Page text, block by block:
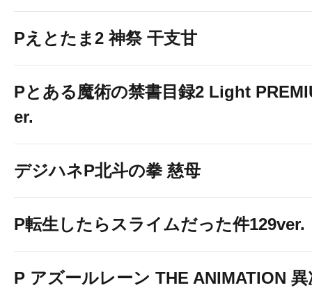
Pえとたま2 神祭 干支甘
Pとある魔術の禁書目録2 Light
er.
デジハネP北斗の拳 慈母
P転生したらスライムだった件129ver.
P アズールレーン THE ANIMATION